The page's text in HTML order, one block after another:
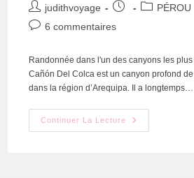
judithvoyage
PÉROU
6 commentaires
Randonnée dans l'un des canyons les
Cañón Del Colca est un canyon profond
dans la région d’Arequipa. Il a longtemps…
Continuer La Lecture